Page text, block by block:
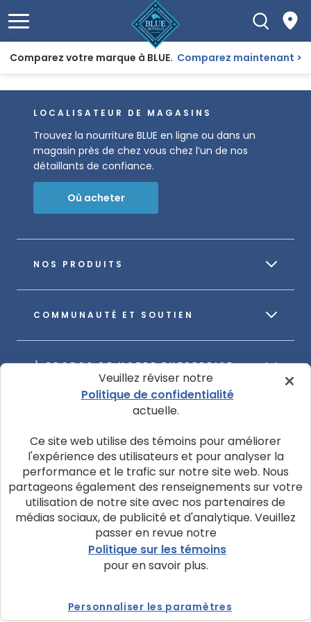
Comparez votre marque à BLUE. Comparez maintenant
NOS PRODUITS
COMMUNAUTÉ ET SOUTIEN
À PROPOS DE NOTRE ENTREPRISE
LOCALISATEUR DE MAGASINS
Trouvez la nourriture BLUE en ligne ou dans un
magasin près de chez vous chez l’un de nos
détaillants de confiance.
Où acheter
© 2026 La société Blue Buffalo ltée
Politique de confidentialité
Avis d’utilisation de témoins
Personnaliser les paramètres des témoins
Demandes de confidentialité des données
Conditions d'utilisation
Veuillez réviser notre
Politique de confidentialité
actuelle.
Ce site web utilise des témoins pour améliorer
l'expérience des utilisateurs et pour analyser la
performance et le trafic sur notre site web. Nous
partageons également des renseignements sur votre
utilisation de notre site avec nos partenaires de
médias sociaux, de publicité et d'analytique. Veuillez
passer en revue notre
Politique sur les témoins
pour en savoir plus.
Personnaliser les paramètres